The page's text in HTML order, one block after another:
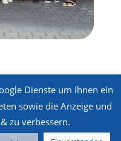
Wertach - alle Rechte
Dienste um Ihnen ein
sowie die Anzeige und
zu verbessern.